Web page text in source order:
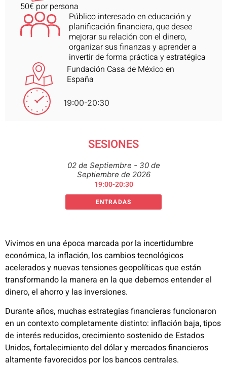
50€ por persona
Público interesado en educación y
planificación financiera, que desee
mejorar su relación con el dinero,
organizar sus finanzas y aprender a
invertir de forma práctica y estratégica
Fundación Casa de México en
España
19:00-20:30
SESIONES
02 de Septiembre - 30 de
Septiembre de 2026
19:00-20:30
ENTRADAS
Vivimos en una época marcada por la incertidumbre
económica, la inflación, los cambios tecnológicos
acelerados y nuevas tensiones geopolíticas que están
transformando la manera en la que debemos entender el
dinero, el ahorro y las inversiones.
Durante años, muchas estrategias financieras funcionaron
en un contexto completamente distinto: inflación baja, tipos
de interés reducidos, crecimiento sostenido de Estados
Unidos, fortalecimiento del dólar y mercados financieros
altamente favorecidos por los bancos centrales.